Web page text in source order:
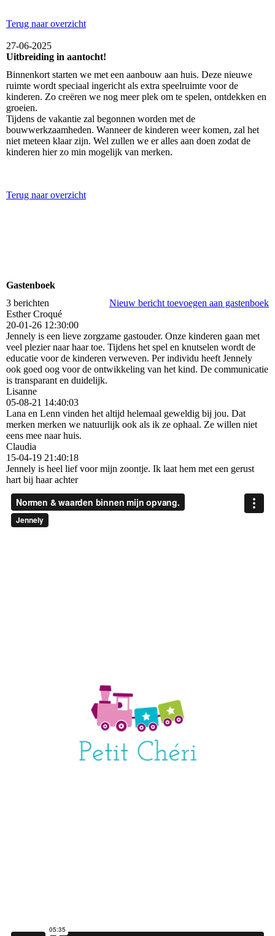
Terug naar overzicht
27-06-2025
Uitbreiding in aantocht!
Binnenkort starten we met een aanbouw aan huis. Deze nieuwe
ruimte wordt speciaal ingericht als extra speelruimte voor de
kinderen. Zo creëren we nog meer plek om te spelen, ontdekken en
groeien.
Tijdens de vakantie zal begonnen worden met de
bouwwerkzaamheden. Wanneer de kinderen weer komen, zal het
niet meteen klaar zijn. Wel zullen we er alles aan doen zodat de
kinderen hier zo min mogelijk van merken.
Terug naar overzicht
Gastenboek
3 berichten
Nieuw bericht toevoegen aan gastenboek
Esther Croqué
20-01-26 12:30:00
Jennely is een lieve zorgzame gastouder. Onze kinderen gaan met
veel plezier naar haar toe. Tijdens het spel en knutselen wordt de
educatie voor de kinderen verweven. Per individu heeft Jennely
ook goed oog voor de ontwikkeling van het kind. De communicatie
is transparant en duidelijk.
Lisanne
05-08-21 14:40:03
Lana en Lenn vinden het altijd helemaal geweldig bij jou. Dat
merken merken we natuurlijk ook als ik ze ophaal. Ze willen niet
eens mee naar huis.
Claudia
15-04-19 21:40:18
Jennely is heel lief voor mijn zoontje. Ik laat hem met een gerust
hart bij haar achter